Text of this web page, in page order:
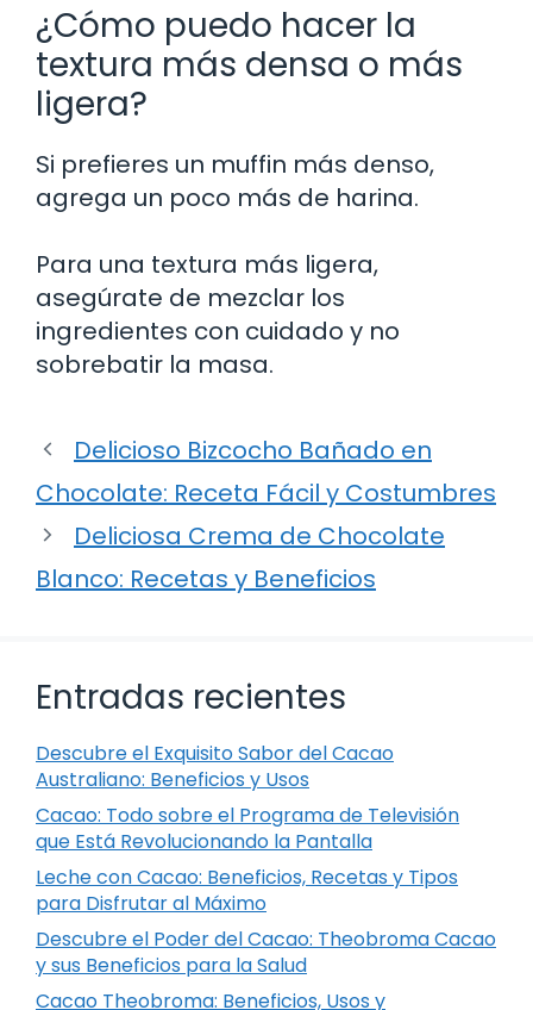
¿Cómo puedo hacer la
textura más densa o más
ligera?
Si prefieres un muffin más denso,
agrega un poco más de harina.
Para una textura más ligera,
asegúrate de mezclar los
ingredientes con cuidado y no
sobrebatir la masa.
Delicioso Bizcocho Bañado en
Chocolate: Receta Fácil y Costumbres
Deliciosa Crema de Chocolate
Blanco: Recetas y Beneficios
Entradas recientes
Descubre el Exquisito Sabor del Cacao
Australiano: Beneficios y Usos
Cacao: Todo sobre el Programa de Televisión
que Está Revolucionando la Pantalla
Leche con Cacao: Beneficios, Recetas y Tipos
para Disfrutar al Máximo
Descubre el Poder del Cacao: Theobroma Cacao
y sus Beneficios para la Salud
Cacao Theobroma: Beneficios, Usos y